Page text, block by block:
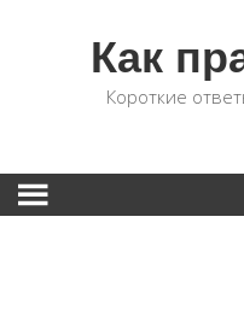
Как
Короткие